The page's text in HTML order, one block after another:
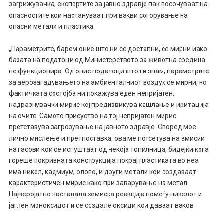
загрижувачка, експертите за јавно здравје пак посочуваат на
опасностите кои настануваат при вакви согорување на
опасни метали и пластика.
„Параметрите, барем оние што ни се достапни, се мирни иако
базата на податоци од Министерството за животна средина
не функционира. Од оние податоци што ги знам, параметрите
за аерозагадувањето на амбиенталниот воздух се мирни, но
фактичката состојба ни покажува еден непријатен,
надразнувачки мирис кој предизвикува кашлање и иритација
на очите. Самото присуство на тој непријатен мирис
претставува загрозување на јавното здравје. Според мое
лично мислење и претпоставка, ова ме потсетува на емисии
на гасови кои се испуштаат од некоја топилница, бидејќи кога
гореше покривната конструкција покрај пластиката во неа
има никел, кадмиум, олово, и други метали кои создаваат
карактеристичен мирис како при заварување на метал.
Најверојатно настанала хемиска реакција помеѓу никелот и
јаглен моноксидот и се создале оксиди кои даваат ваков